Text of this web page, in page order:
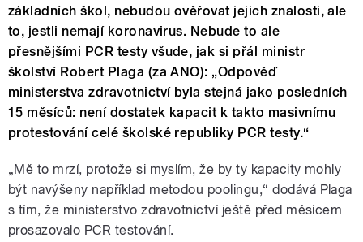
základních škol, nebudou ověřovat jejich znalosti, ale
to, jestli nemají koronavirus. Nebude to ale
přesnějšími PCR testy všude, jak si přál ministr
školství Robert Plaga (za ANO): „Odpověď
ministerstva zdravotnictví byla stejná jako posledních
15 měsíců: není dostatek kapacit k takto masivnímu
protestování celé školské republiky PCR testy.“
„Mě to mrzí, protože si myslím, že by ty kapacity mohly
být navýšeny například metodou poolingu,“ dodává Plaga
s tím, že ministerstvo zdravotnictví ještě před měsícem
prosazovalo PCR testování.